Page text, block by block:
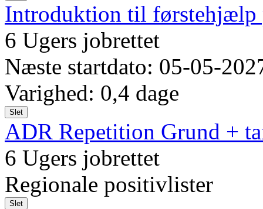
Introduktion til førstehjælp
6 Ugers jobrettet
Næste startdato: 05-05-
Varighed: 0,4 dage
Slet
ADR Repetition Grund +
6 Ugers jobrettet
Regionale positivlister
Slet